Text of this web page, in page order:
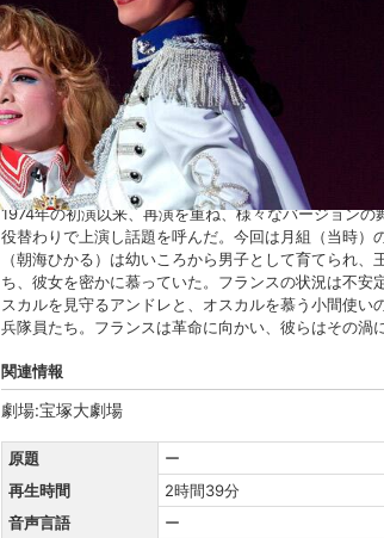
キャスト・スタッフ
出演：朝海ひかる 舞風りら 貴城けい
組名：雪組
あらすじ
1974年の初演以来、再演を重ね、様々なバージョン
役替わりで上演し話題を呼んだ。今回は月組（当時
（朝海ひかる）は幼いころから男子として育てられ
ち、彼女を密かに慕っていた。フランスの状況は不
スカルを見守るアンドレと、オスカルを慕う小間使
兵隊員たち。フランスは革命に向かい、彼らはその
関連情報
劇場:宝塚大劇場
原題 ー
再生時間
2時間39分
音声言語
ー